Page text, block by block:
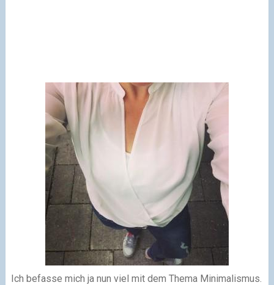
Ich befasse mich ja nun viel mit dem Thema Minimalismus.